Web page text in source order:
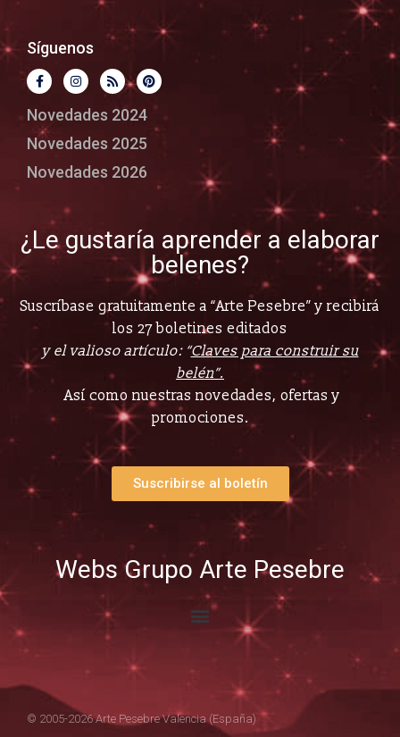
Síguenos
Novedades 2024
Novedades 2025
Novedades 2026
¿Le gustaría aprender a elaborar
belenes?
Suscríbase gratuitamente a “Arte Pesebre” y recibirá
los 27 boletines editados
y el valioso artículo: “Claves para construir su
belén”.
Así como nuestras novedades, ofertas y
promociones.
Suscribirse al boletín
Webs Grupo Arte Pesebre
© 2005-2026 Arte Pesebre Valencia (España)